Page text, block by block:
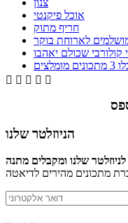
אוכל פיקנטי
חריף מתוק
    
הניוזלטר שלנו
שלנו ומקבלים מתנה